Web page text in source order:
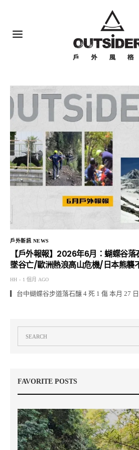
戶外新訊 NEWS
【戶外報報】2026年6月：蝴蝶谷
墜谷亡/歐洲熱浪高山危機/日本熊襲
HH 1 個月 AGO
▎台中蝴蝶谷步道落石釀 4 死 1 傷 本月 27
FAVORITE POSTS